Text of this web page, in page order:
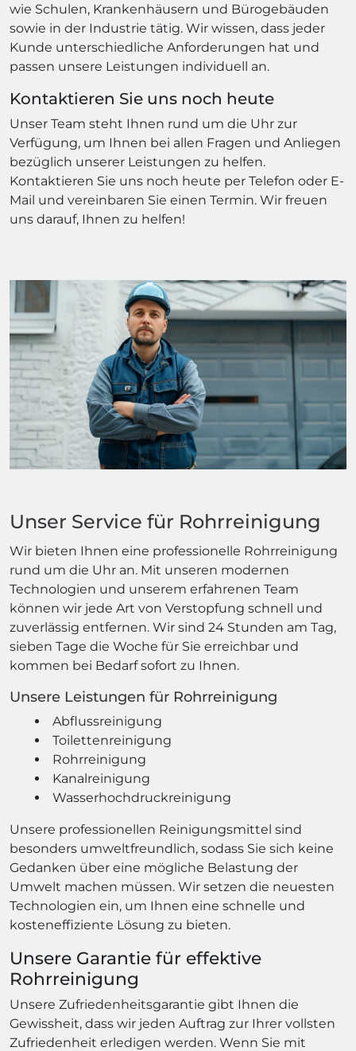
wie Schulen, Krankenhäusern und Bürogebäuden
sowie in der Industrie tätig. Wir wissen, dass jeder
Kunde unterschiedliche Anforderungen hat und
passen unsere Leistungen individuell an.
Kontaktieren Sie uns noch heute
Unser Team steht Ihnen rund um die Uhr zur
Verfügung, um Ihnen bei allen Fragen und Anliegen
bezüglich unserer Leistungen zu helfen.
Kontaktieren Sie uns noch heute per Telefon oder E-
Mail und vereinbaren Sie einen Termin. Wir freuen
uns darauf, Ihnen zu helfen!
Unser Service für Rohrreinigung
Wir bieten Ihnen eine professionelle Rohrreinigung
rund um die Uhr an. Mit unseren modernen
Technologien und unserem erfahrenen Team
können wir jede Art von Verstopfung schnell und
zuverlässig entfernen. Wir sind 24 Stunden am Tag,
sieben Tage die Woche für Sie erreichbar und
kommen bei Bedarf sofort zu Ihnen.
Unsere Leistungen für Rohrreinigung
Abflussreinigung
Toilettenreinigung
Rohrreinigung
Kanalreinigung
Wasserhochdruckreinigung
Unsere professionellen Reinigungsmittel sind
besonders umweltfreundlich, sodass Sie sich keine
Gedanken über eine mögliche Belastung der
Umwelt machen müssen. Wir setzen die neuesten
Technologien ein, um Ihnen eine schnelle und
kosteneffiziente Lösung zu bieten.
Unsere Garantie für effektive
Rohrreinigung
Unsere Zufriedenheitsgarantie gibt Ihnen die
Gewissheit, dass wir jeden Auftrag zur Ihrer vollsten
Zufriedenheit erledigen werden. Wenn Sie mit